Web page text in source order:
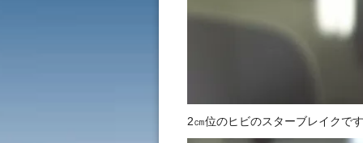
2㎝位のヒビのスターブレイクで